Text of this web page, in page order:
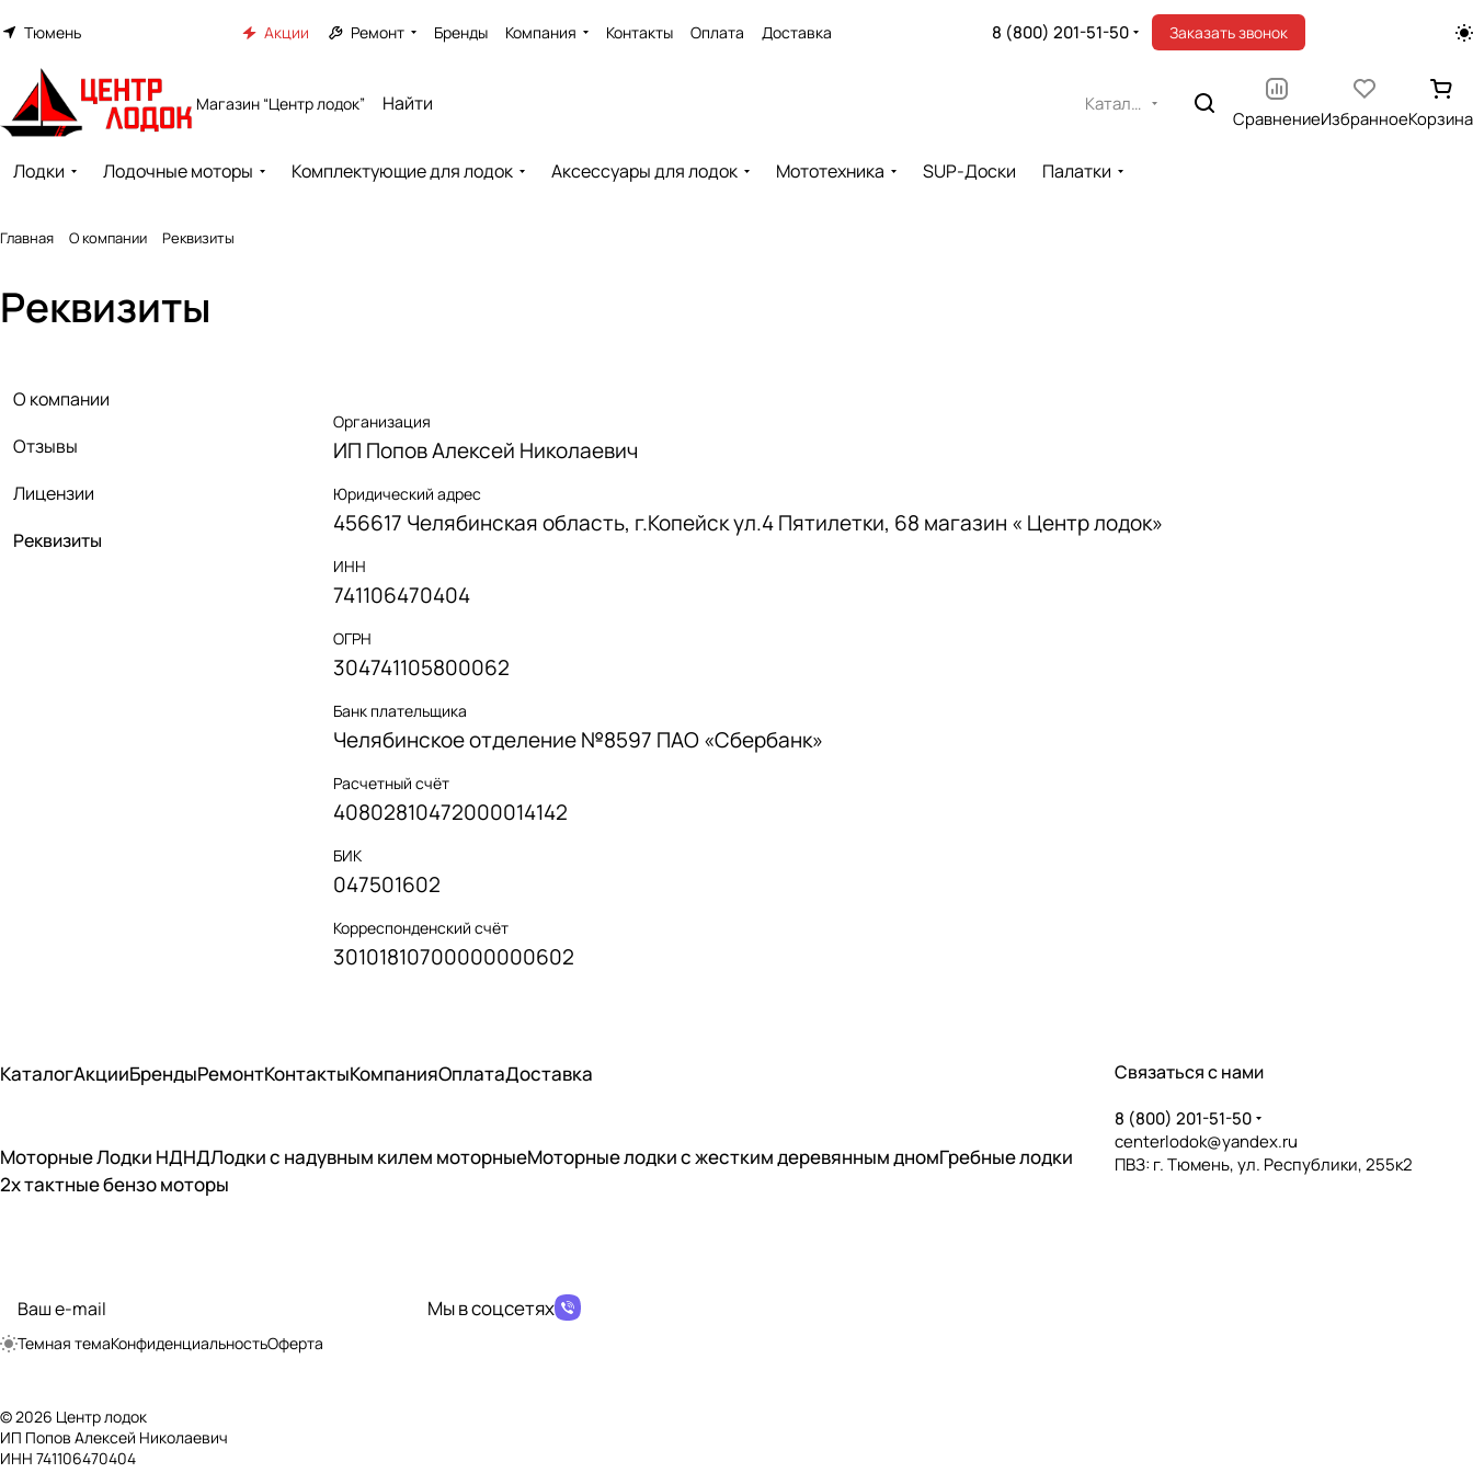
Тюмень Акции Ремонт Бренды Компания Контакты Оплата Доставка 8 (800) 201-51-50 Заказать звонок
Магазин “Центр лодок” Каталог
СравнениеИзбранноеКорзина
Лодки Лодочные моторы Комплектующие для лодок Аксессуары для лодок Мототехника SUP-Доски Палатки
Главная О компании Реквизиты
Реквизиты
Организация
ИП Попов Алексей Николаевич
Юридический адрес
456617 Челябинская область, г.Копейск ул.4 Пятилетки, 68 магазин « Центр лодок»
ИНН
741106470404
ОГРН
304741105800062
Банк плательщика
Челябинское отделение №8597 ПАО «Сбербанк»
Расчетный счёт
40802810472000014142
БИК
047501602
Корреспонденский счёт
30101810700000000602
О компании
Отзывы
Лицензии
Реквизиты
КаталогАкцииБрендыРемонтКонтактыКомпанияОплатаДоставка
Моторные Лодки НДНДЛодки с надувным килем моторныеМоторные лодки с жестким деревянным дномГребные лодки
2х тактные бензо моторы
Мы в соцсетях
Связаться с нами
8 (800) 201-51-50
centerlodok@yandex.ru
ПВЗ: г. Тюмень, ул. Республики, 255к2
Темная темаКонфиденциальностьОферта
© 2026 Центр лодок
ИП Попов Алексей Николаевич
ИНН 741106470404